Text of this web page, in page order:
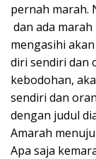
pernah marah.
dan ada
mengasihi
diri sendiri dan
kebodohan,
sendiri dan
dengan judul
Amarah
Apa saja